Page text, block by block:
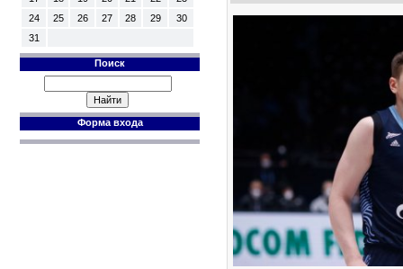
24
25 26 27 28 29
30
31
Поиск
Форма входа